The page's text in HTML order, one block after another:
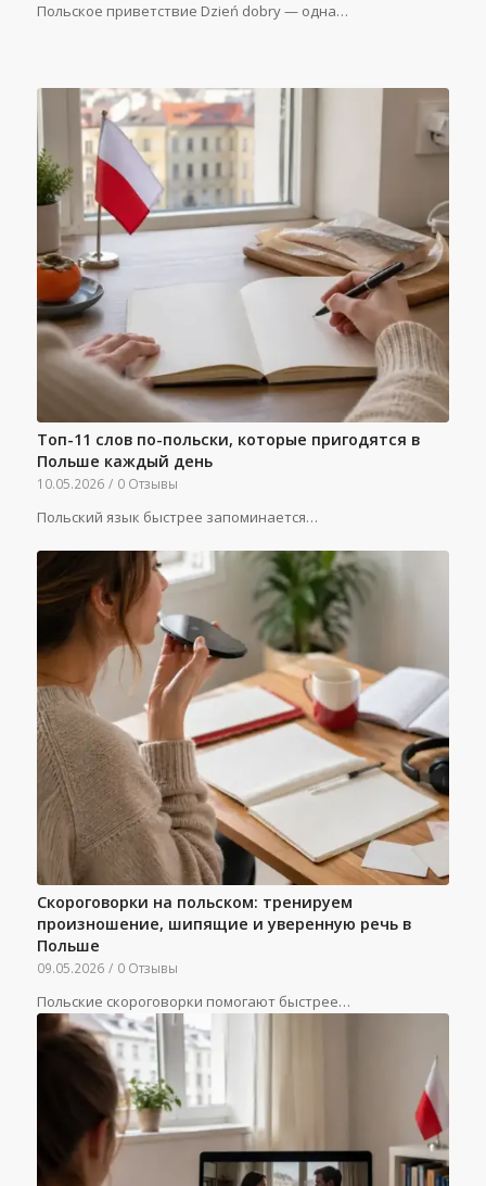
Польское приветствие Dzień dobry — одна…
Топ-11 слов по-польски, которые пригодятся в
Польше каждый день
10.05.2026 / 0 Отзывы
Польский язык быстрее запоминается…
Скороговорки на польском: тренируем
произношение, шипящие и уверенную речь в
Польше
09.05.2026 / 0 Отзывы
Польские скороговорки помогают быстрее…